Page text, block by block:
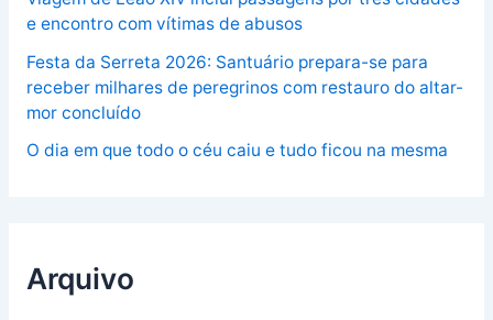
e encontro com vítimas de abusos
Festa da Serreta 2026: Santuário prepara-se para
receber milhares de peregrinos com restauro do altar-
mor concluído
O dia em que todo o céu caiu e tudo ficou na mesma
Arquivo